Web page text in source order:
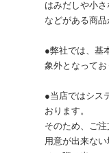
はみだしや小
などがある商品
●弊社では、基
象外となってお
●当店ではシス
おります。
そのため、ご
用意が出来ない